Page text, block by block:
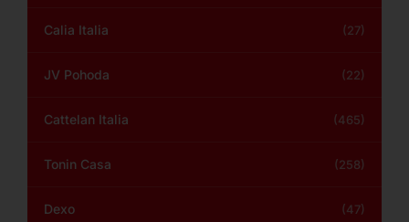
Calia Italia (27)
JV Pohoda (22)
Cattelan Italia (465)
Tonin Casa (258)
Dexo (47)